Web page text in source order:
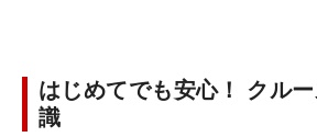
はじめてでも安心！ クル
識